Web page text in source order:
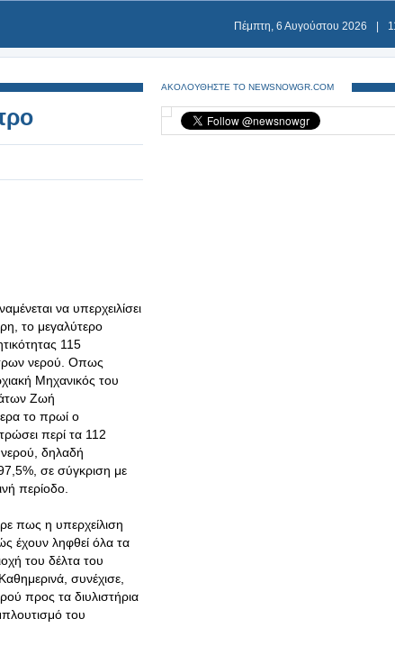
Πέμπτη, 6 Αυγούστου 2026
να υπερχειλίσει
το μεγαλύτερο
115
νερού. Οπως
Μηχανικός του
Ζωή
το πρωί ο
περί τα 112
νερού, δηλαδή
σε σύγκριση με
περίοδο.
πως η υπερχείλιση
έχουν ληφθεί όλα τα
του δέλτα του
συνέχισε,
προς τα διυλιστήρια
του
ΑΚΟΛΟΥΘΗΣΤΕ ΤΟ NEWSNOWGR.COM